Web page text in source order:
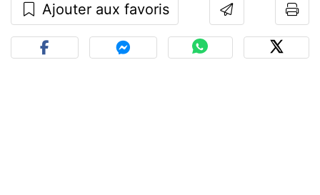
Ajouter aux favoris